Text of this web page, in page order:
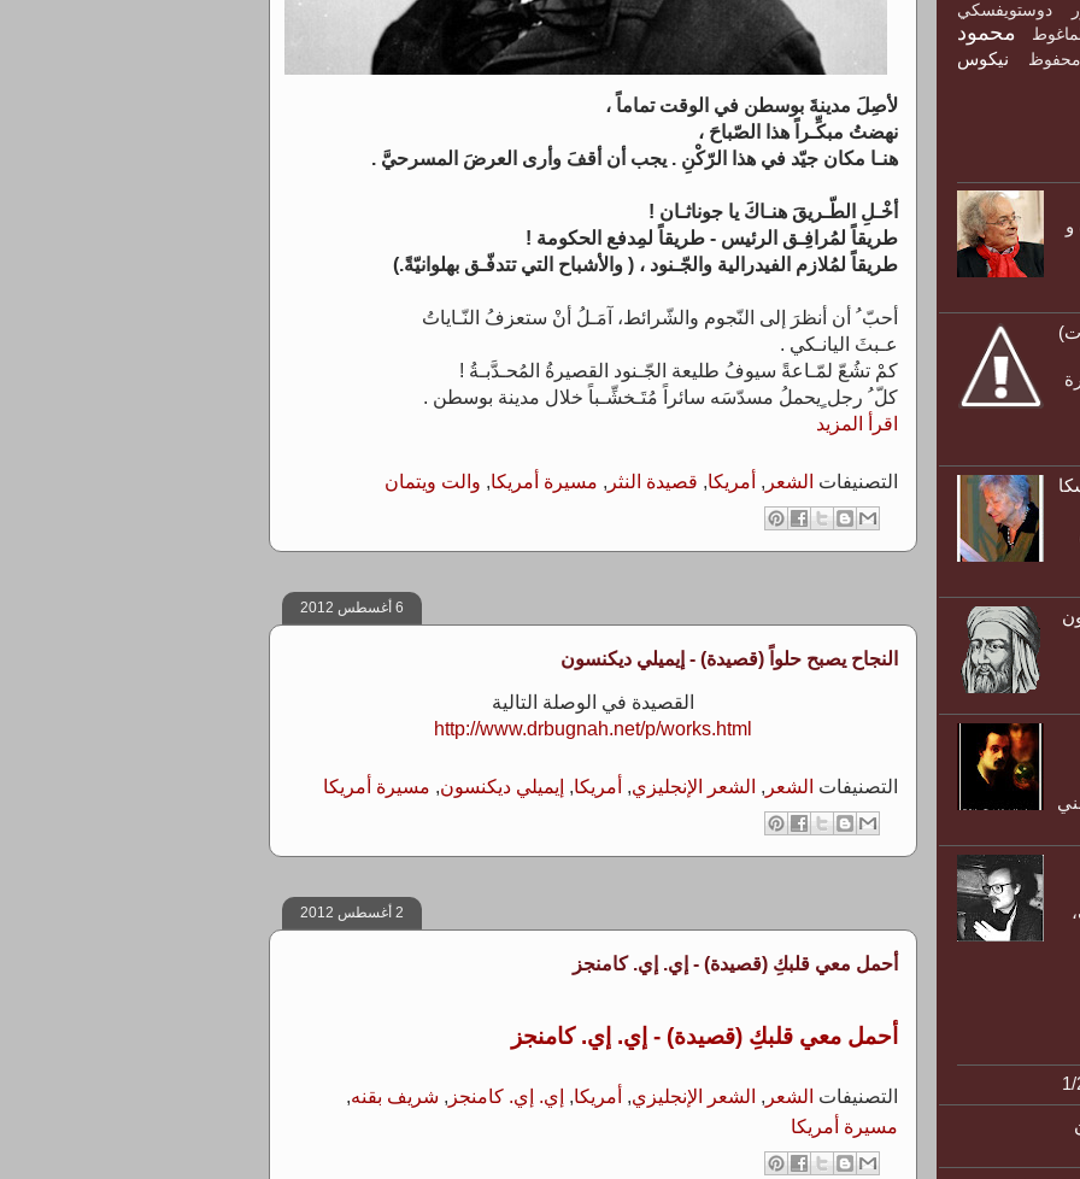
لأصِلَ مدينةَ بوسطن في الوقت تماماً ،
نهضتُ مبكِّـراً هذا الصّباحَ ،
هنـا مكان جيّد في هذا الرّكْنِ . يجب أن أقفَ وأرى العرضَ المسرحيَّ .
أخْـلِ الطّـريقَ هنـاكَ يا جوناثـان !
طريقاً لمُرافِـق الرئيس - طريقاً لمِدفع الحكومة !
طريقاً لمُلازم الفيدرالية والجّـنود ، ( والأشباح التي تتدفّـق بهلوانيّةً.)
أحبّ ُ أن أنظرَ إلى النّجوم والشّرائط، آمَـلُ أنْ ستعزفُ النّـاياتُ
عـبثَ اليانـكي .
كمْ تشُعّ لمّـاعةً سيوفُ طليعة الجّـنود القصيرةُ المُحـدَّبـةُ !
كلّ ُ رجل ٍيحملُ مسدّسَه سائراً مُتَـخشِّـباً خلال مدينة بوسطن .
اقرأ المزيد
التصنيفات الشعر , أمريكا, قصيدة النثر , مسيرة أمريكا, والت ويتمان
6 أغسطس 2012
النجاح يصبح حلواً (قصيدة) - إيميلي ديكنسون
القصيدة في الوصلة التالية
http://www.drbugnah.net/p/works.html
التصنيفات الشعر , الشعر الإنجليزي, أمريكا, إيميلي ديكنسون, مسيرة أمريكا
2 أغسطس 2012
أحمل معي قلبكِ (قصيدة) - إي. إي. كامنجز
أحمل معي قلبكِ (قصيدة) - إي. إي. كامنجز
التصنيفات الشعر , الشعر الإنجليزي, أمريكا, إي. إي. كامنجز , شريف بقنه,
مسيرة أمريكا
دوستويفسكي
محمود
نيكوس
و